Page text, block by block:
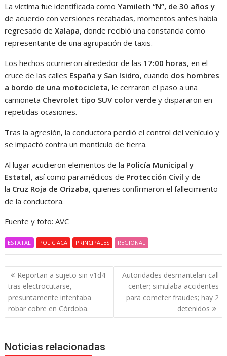
La víctima fue identificada comoYamileth “N”, de 30 años y
de acuerdo con versiones recabadas, momentos antes había
regresado deXalapa, donde recibió una constancia como
representante de una agrupación de taxis.
Los hechos ocurrieron alrededor de las 17:00 horas, en el
cruce de las calles España y San Isidro, cuando dos hombres
a bordo de una motocicleta, le cerraron el paso a una
camioneta Chevrolet tipo SUV color verde y dispararon en
repetidas ocasiones.
Tras la agresión, la conductora perdió el control del vehículo y
se impactó contra un montículo de tierra.
Al lugar acudieron elementos de la Policía Municipal y
Estatal, así como paramédicos de Protección Civil y de
la Cruz Roja de Orizaba, quienes confirmaron el fallecimiento
de la conductora.
Fuente y foto: AVC
ESTATAL POLICIACA PRINCIPALES REGIONAL
Navegación
de
entradas
Reportan a sujeto sin v1d4
tras electrocutarse,
presuntamente intentaba
robar cobre en Córdoba.
Autoridades desmantelan call
center; simulaba accidentes
para cometer fraudes; hay 2
detenidos
Noticias relacionadas